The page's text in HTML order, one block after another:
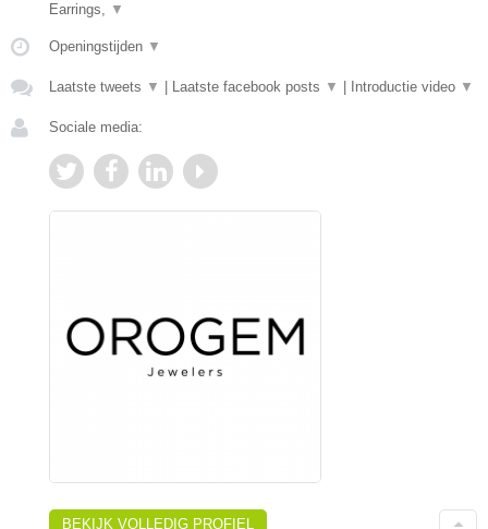
Earrings, ▼
Openingstijden ▼
Laatste tweets ▼ Laatste facebook posts ▼ Introductie video ▼
Sociale media:
BEKIJK VOLLEDIG PROFIEL